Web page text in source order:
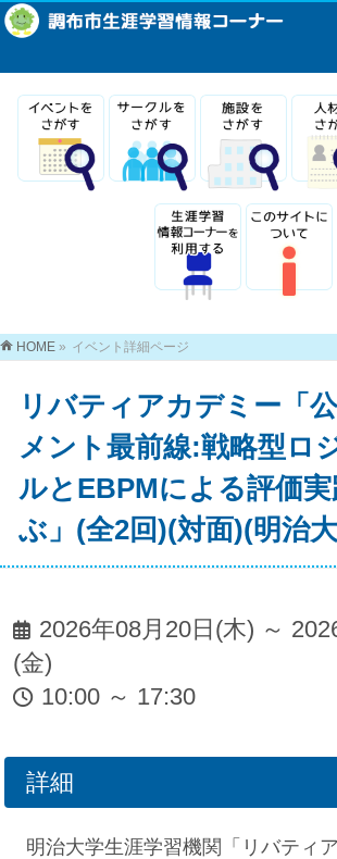
HOME » イベント詳細ページ
リバティアカデミー「
メント最前線:戦略型ロ
ルとEBPMによる評価
ぶ」(全2回)(対面)(明治
2026年08月20日(木) ～
(金)
10:00 ～ 17:30
詳細
明治大学生涯学習機関「リバティア